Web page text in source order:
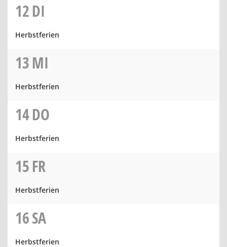
12DI
Herbstferien
13MI
Herbstferien
14DO
Herbstferien
15FR
Herbstferien
16SA
Herbstferien